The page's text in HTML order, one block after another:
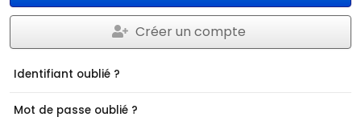
Créer un compte
Identifiant oublié ?
Mot de passe oublié ?